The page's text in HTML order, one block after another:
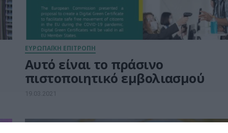
ΕΥΡΩΠΑΪΚΗ ΕΠΙΤΡΟΠΗ
Αυτό είναι το πράσινο
πιστοποιητικό εμβολιασμού
19.03.2021